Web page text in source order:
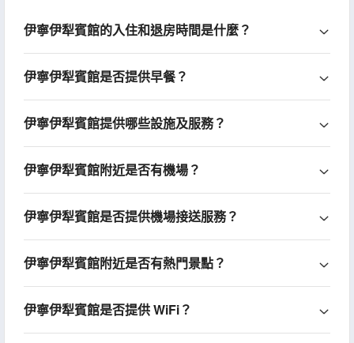
伊寧伊犁賓館的入住和退房時間是什麼？
伊寧伊犁賓館是否提供早餐？
伊寧伊犁賓館提供哪些設施及服務？
伊寧伊犁賓館附近是否有機場？
伊寧伊犁賓館是否提供機場接送服務？
伊寧伊犁賓館附近是否有熱門景點？
伊寧伊犁賓館是否提供 WiFi？